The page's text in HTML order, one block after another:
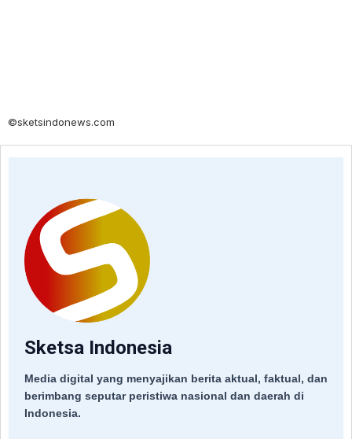
©sketsindonews.com
Sketsa Indonesia
Media digital yang menyajikan berita aktual, faktual, dan
berimbang seputar peristiwa nasional dan daerah di
Indonesia.